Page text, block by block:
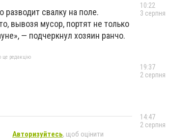
свалку на поле.
вывозя мусор, портят не только
— подчеркнул хозяин ранчо.
це редакцію
Авторизуйтесь, щоб оцінити
10:22
3 серпня
19:37
2 серпня
14:47
2 серпня